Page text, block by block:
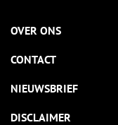
OVER ONS
CONTACT
NIEUWSBRIEF
DISCLAIMER